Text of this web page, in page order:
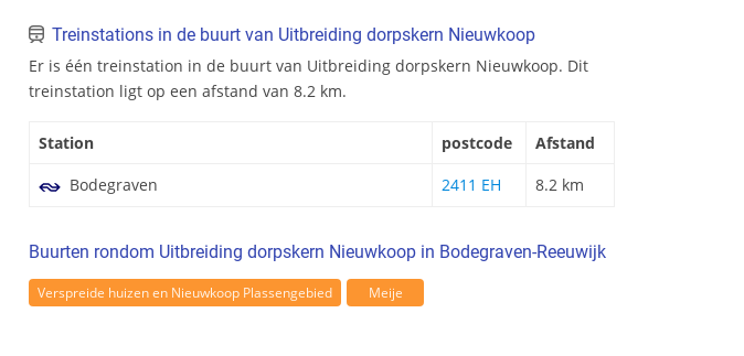
Treinstations in de buurt van Uitbreiding dorpskern Nieuwkoop
Er is één treinstation in de buurt van Uitbreiding dorpskern Nieuwkoop. Dit
treinstation ligt op een afstand van 8.2 km.
Station postcode
Afstand
Bodegraven
2411 EH 8.2 km
Buurten rondom Uitbreiding dorpskern Nieuwkoop in Bodegraven-Reeuwijk
Verspreide huizen en Nieuwkoop Plassengebied Meije